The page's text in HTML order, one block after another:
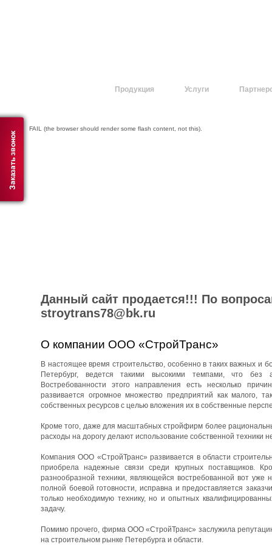
Продукция Услуги
FAIL (the browser should render some flash content, not this).
Данный сайт продается!!! По
stroytrans78@bk.ru
О компании ООО «СтройТранс»
В настоящее время строительство, особенно в таких важных и
Петербург, ведется такими высокими темпами, что без
Востребованности этого направления есть несколько
развивается огромное множество предприятий как малого,
собственных ресурсов с целью вложения их в собственные
Кроме того, даже для масштабных стройфирм более
расходы на дорогу делают использование собственной техники
Компания ООО «СтройТранс» развивается в области
приобрела надежные связи среди крупных поставщиков.
разнообразной техники, являющейся востребованной вот уже
полной боевой готовности, исправна и предоставляется
только необходимую технику, но и опытных
задачу.
Помимо прочего, фирма ООО «СтройТранс» заслужила
на строительном рынке Петербурга и области.